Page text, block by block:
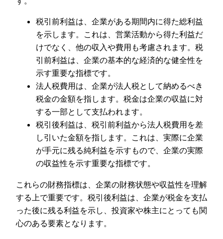
税引前利益は、企業がある期間内に得た総利益
を示します。これは、営業活動から得た利益だ
けでなく、他の収入や費用も考慮されます。税
引前利益は、企業の基本的な経済的な健全性を
示す重要な指標です。
法人税費用は、企業が法人税として納めるべき
税金の金額を指します。税金は企業の収益に対
する一部として支払われます。
税引後利益は、税引前利益から法人税費用を差
し引いた金額を指します。これは、実際に企業
が手元に残る純利益を示すもので、企業の実際
の収益性を示す重要な指標です。
これらの財務指標は、企業の財務状態や収益性を理解
する上で重要です。税引後利益は、企業が税金を支払
った後に残る利益を示し、投資家や株主にとっても関
心のある要素となります。